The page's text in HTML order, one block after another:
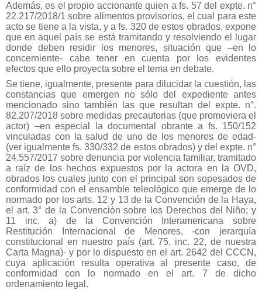
Además, es el propio accionante quien a fs. 57 del expte. n°
22.217/2018/1 sobre alimentos provisorios, el cual para este
acto se tiene a la vista, y a fs. 320 de estos obrados, expone
que en aquel país se está tramitando y resolviendo el lugar
donde deben residir los menores, situación que –en lo
concerniente- cabe tener en cuenta por los evidentes
efectos que ello proyecta sobre el tema en debate.
Se tiene, igualmente, presente para dilucidar la cuestión, las
constancias que emergen no sólo del expediente antes
mencionado sino también las que resultan del expte. n°.
82.207/2018 sobre medidas precautorias (que promoviera el
actor) –en especial la documental obrante a fs. 150/152
vinculadas con la salud de uno de los menores de edad-
(ver igualmente fs. 330/332 de estos obrados) y del expte. n°
24.557/2017 sobre denuncia por violencia familiar, tramitado
a raíz de los hechos expuestos por la actora en la OVD,
obrados los cuales junto con el principal son sopesados de
conformidad con el ensamble teleológico que emerge de lo
normado por los arts. 12 y 13 de la Convención de la Haya,
el art. 3° de la Convención sobre los Derechos del Niño; y
11 inc. a) de la Convención Interamericana sobre
Restitución Internacional de Menores, -con jerarquía
constitucional en nuestro país (art. 75, inc. 22, de nuestra
Carta Magna)- y por lo dispuesto en el art. 2642 del CCCN,
cuya aplicación resulta operativa al presente caso, de
conformidad con lo normado en el art. 7 de dicho
ordenamiento legal.